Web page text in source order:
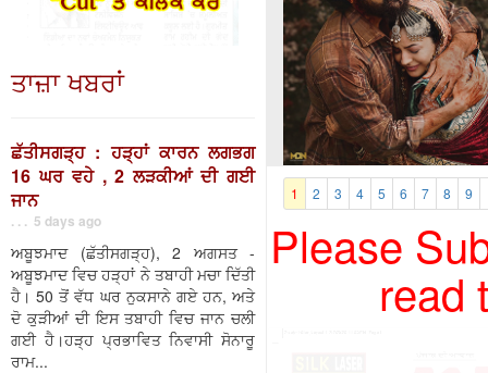
ਤਾਜ਼ਾ ਖਬਰਾਂ
ਛੱਤੀਸਗੜ੍ਹ : ਹੜ੍ਹਾਂ ਕਾਰਨ ਲਗਭਗ
16 ਘਰ ਵਹੇ , 2 ਲੜਕੀਆਂ ਦੀ ਗਈ
ਜਾਨ
. . . 5 days ago
ਅਬੂਝਮਾਦ (ਛੱਤੀਸਗੜ੍ਹ), 2 ਅਗਸਤ -
ਅਬੂਝਮਾਦ ਵਿਚ ਹੜ੍ਹਾਂ ਨੇ ਤਬਾਹੀ ਮਚਾ ਦਿੱਤੀ
ਹੈ। 50 ਤੋਂ ਵੱਧ ਘਰ ਨੁਕਸਾਨੇ ਗਏ ਹਨ, ਅਤੇ
ਦੋ ਕੁੜੀਆਂ ਦੀ ਇਸ ਤਬਾਹੀ ਵਿਚ ਜਾਨ ਚਲੀ
ਗਈ ਹੈ।ਹੜ੍ਹ ਪ੍ਰਭਾਵਿਤ ਨਿਵਾਸੀ ਸੋਨਾਰੂ
ਰਾਮ...
1 2 3 4 5 6 7 8 9
Please
read